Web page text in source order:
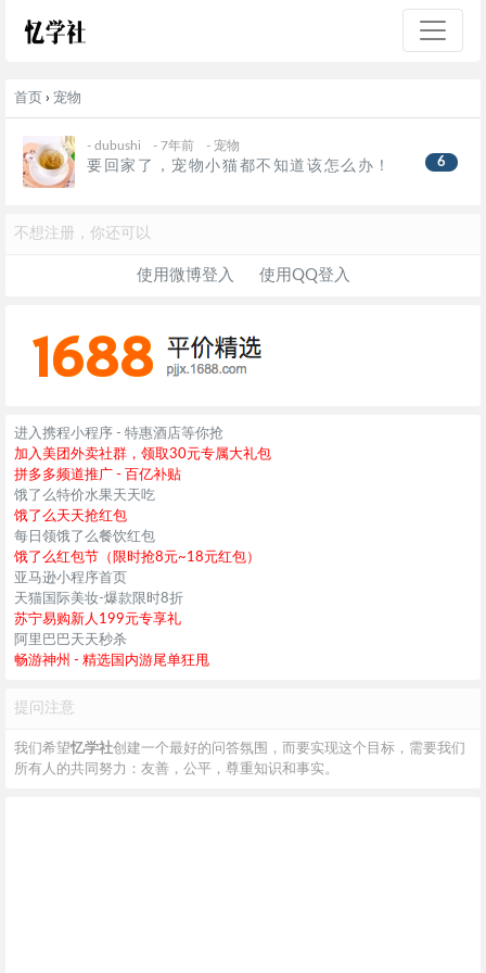
首页 › 宠物
要回家了，宠物小猫都不知道该怎么办！
-dubushi - 7年前 -宠物
6
不想注册，你还可以
使用微博登入 使用QQ登入
进入携程小程序 - 特惠酒店等你抢
加入美团外卖社群，领取30元专属大礼包
拼多多频道推广 - 百亿补贴
饿了么特价水果天天吃
饿了么天天抢红包
每日领饿了么餐饮红包
饿了么红包节（限时抢8元~18元红包）
亚马逊小程序首页
天猫国际美妆-爆款限时8折
苏宁易购新人199元专享礼
阿里巴巴天天秒杀
畅游神州 - 精选国内游尾单狂甩
提问注意
我们希望忆学社创建一个最好的问答氛围，而要实现这个目标，需要我们
所有人的共同努力：友善，公平，尊重知识和事实。